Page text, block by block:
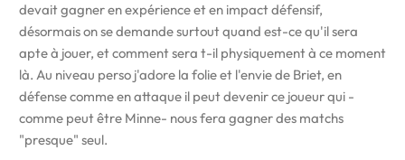
devait gagner en expérience et en impact défensif,
désormais on se demande surtout quand est-ce qu'il sera
apte à jouer, et comment sera t-il physiquement à ce moment
là. Au niveau perso j'adore la folie et l'envie de Briet, en
défense comme en attaque il peut devenir ce joueur qui -
comme peut être Minne- nous fera gagner des matchs
"presque" seul.